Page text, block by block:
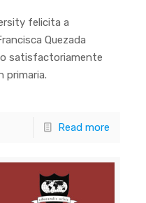
felicita a
Quezada
satisfactoriamente
primaria.
Read more